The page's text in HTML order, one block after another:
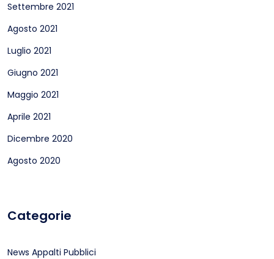
Settembre 2021
Agosto 2021
Luglio 2021
Giugno 2021
Maggio 2021
Aprile 2021
Dicembre 2020
Agosto 2020
Categorie
News Appalti Pubblici